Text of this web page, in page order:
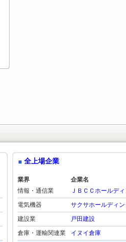
全上場企業
業界
企業名
情報・通信業
ＪＢＣＣホールデ
電気機器
サクサホールディ
建設業
戸田建設
倉庫・運輸関連業
イヌイ倉庫